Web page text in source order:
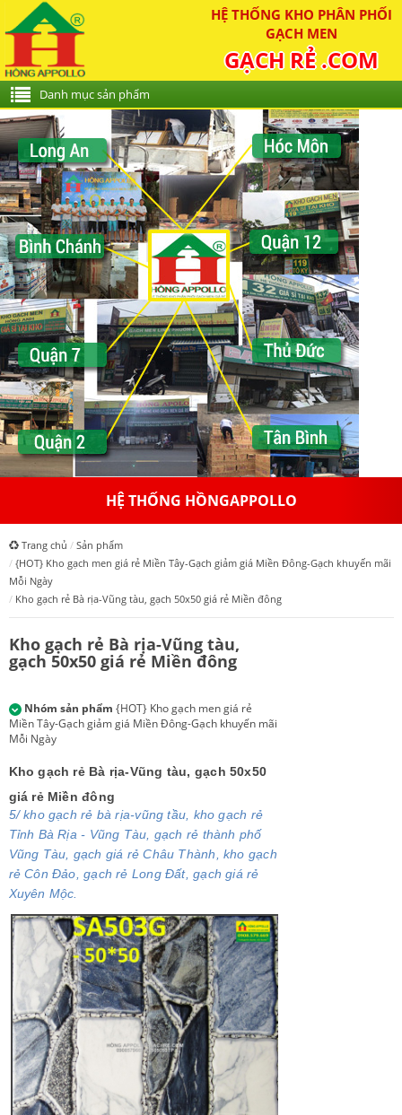
HỆ THỐNG KHO PHÂN PHỐI
GẠCH MEN
GẠCH RẺ .COM
Danh mục sản phẩm
HỆ THỐNG HỒNGAPPOLLO
Trang chủ
Sản phẩm
{HOT} Kho gạch men giá rẻ Miền Tây-Gạch giảm giá Miền Đông-Gạch khuyến mãi
Mỗi Ngày
Kho gạch rẻ Bà rịa-Vũng tàu, gạch 50x50 giá rẻ Miền đông
Kho gạch rẻ Bà rịa-Vũng tàu,
gạch 50x50 giá rẻ Miền đông
Nhóm sản phẩm {HOT} Kho gạch men giá rẻ
Miền Tây-Gạch giảm giá Miền Đông-Gạch khuyến mãi
Mỗi Ngày
Kho gạch rẻ Bà rịa-Vũng tàu, gạch 50x50
giá rẻ Miền đông
5/ kho gạch rẻ bà rịa-vũng tầu, kho gạch rẻ
Tỉnh Bà Rịa - Vũng Tàu, gạch rẻ thành phố
Vũng Tàu, gạch giá rẻ Châu Thành, kho gạch
rẻ Côn Đảo, gạch rẻ Long Đất, gạch giá rẻ
Xuyên Mộc.